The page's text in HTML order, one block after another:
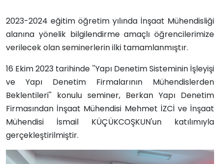
2023-2024 eğitim öğretim yılında İnşaat Mühendisliği
alanına yönelik bilgilendirme amaçlı öğrencilerimize
verilecek olan seminerlerin ilki tamamlanmıştır.
16 Ekim 2023 tarihinde ''Yapı Denetim Sisteminin İşleyişi
ve Yapı Denetim Firmalarının Mühendislerden
Beklentileri'' konulu seminer, Berkan Yapı Denetim
Firmasından İnşaat Mühendisi Mehmet İZCİ ve İnşaat
Mühendisi İsmail KÜÇÜKCOŞKUN'un katılımıyla
gerçekleştirilmiştir.